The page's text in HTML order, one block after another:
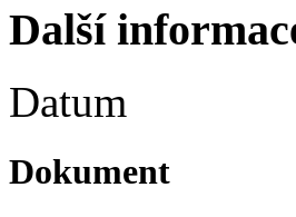
Další
Datum
Dokument